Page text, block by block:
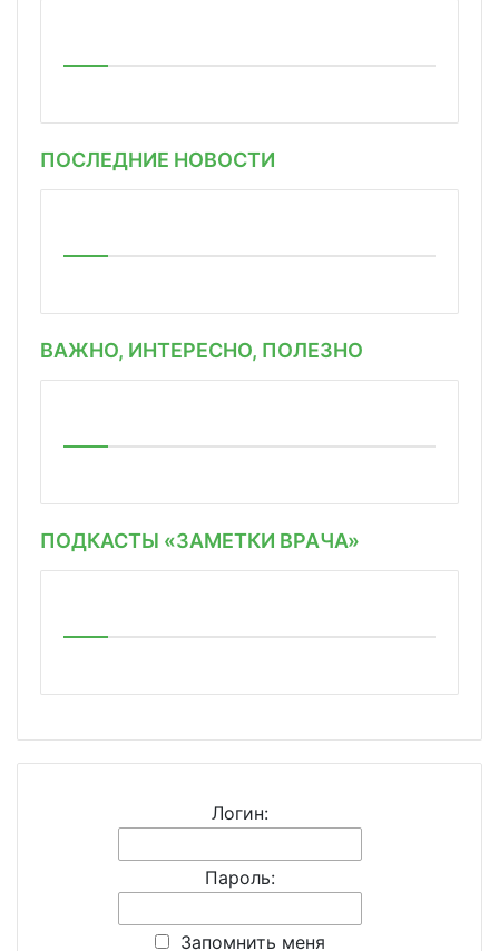
ПОСЛЕДНИЕ НОВОСТИ
ВАЖНО, ИНТЕРЕСНО, ПОЛЕЗНО
ПОДКАСТЫ «ЗАМЕТКИ ВРАЧА»
Логин:
Пароль:
Запомнить меня